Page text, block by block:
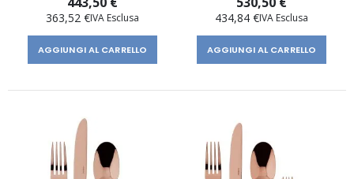
363,52 €
AGGIUNGI AL CARRELLO
434,84 €
AGGIUNGI AL CARRELLO